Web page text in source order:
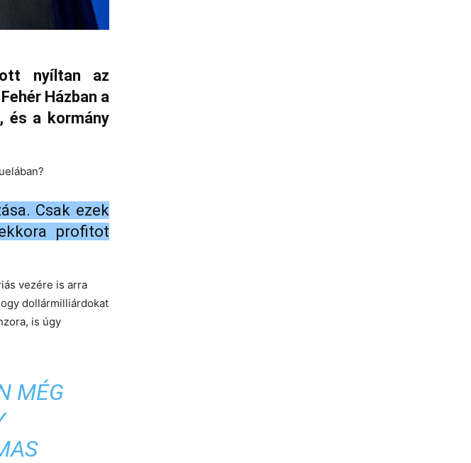
nyíltan az
Házban a
és a kormány
Csak ezek
profitot
vezére is arra
dollármilliárdokat
is úgy
MÉG